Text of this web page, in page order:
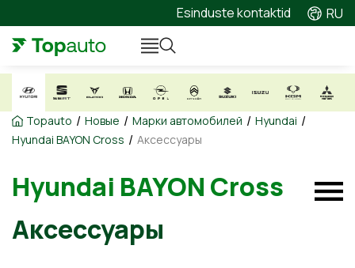
Esinduste kontaktid RU
Topauto / Новые / Марки автомобилей / Hyundai /
Hyundai BAYON Cross / Аксессуары
Hyundai BAYON Cross
Аксессуары